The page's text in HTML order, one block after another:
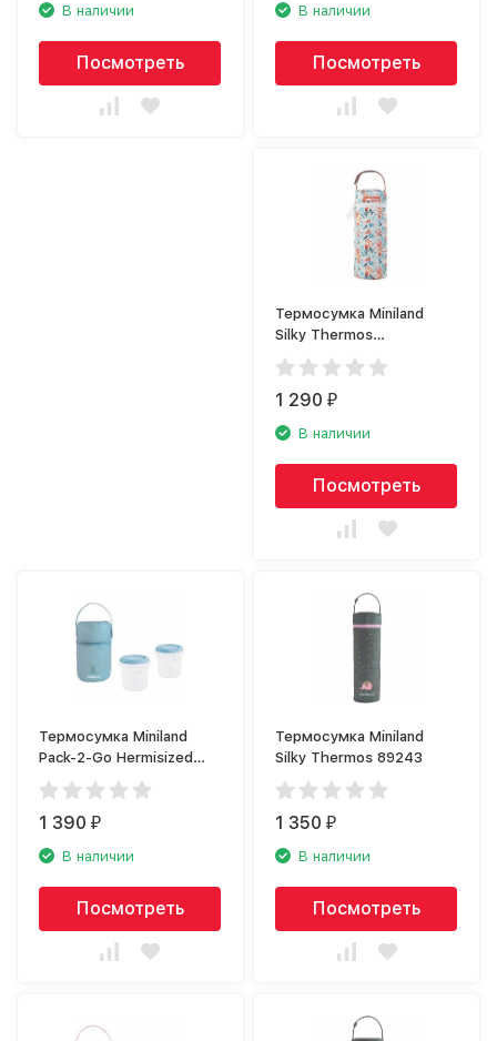
В наличии
Посмотреть
В наличии
Посмотреть
Термосумка Miniland
Silky Thermos
Mediterranean 89332
1 290₽
В наличии
Посмотреть
Термосумка Miniland
Pack-2-Go Hermisized
89246
1 390₽
В наличии
Посмотреть
Термосумка Miniland
Silky Thermos 89243
1 350₽
В наличии
Посмотреть